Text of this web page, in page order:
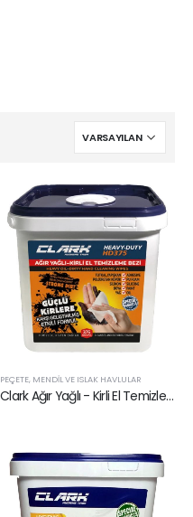
PEÇETE, MENDIL VE ISLAK HAVLULAR
Clark Ağır Yağlı - Kirli El Temizleme Bezi